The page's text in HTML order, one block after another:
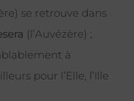
se retrouve dans
(l’Auvézère) ;
à
pour l’Elle, l’Ille